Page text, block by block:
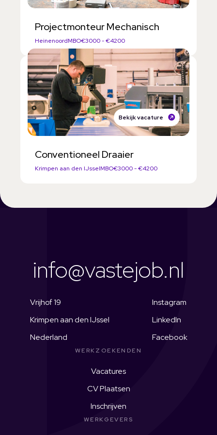
Projectmonteur Mechanisch
HeinenoordMBO€3000 - €4200
Bekijk vacature
Conventioneel Draaier
Krimpen aan den IJsselMBO€3000 - €4200
info@vastejob.nl
Vrijhof 19
Krimpen aan den IJssel
Nederland
Instagram
LinkedIn
Facebook
WERKZOEKENDEN
Vacatures
CV Plaatsen
Inschrijven
WERKGEVERS